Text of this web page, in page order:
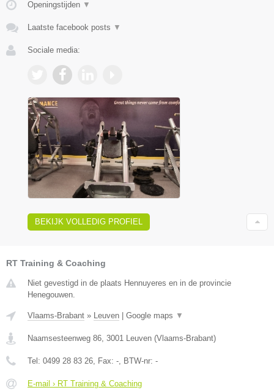
Openingstijden ▼
Laatste facebook posts ▼
Sociale media:
BEKIJK VOLLEDIG PROFIEL
RT Training & Coaching
Niet gevestigd in de plaats Hennuyeres en in de provincie
Henegouwen.
Vlaams-Brabant » Leuven Google maps ▼
Naamsesteenweg 86, 3001 Leuven (Vlaams-Brabant)
Tel: 0499 28 83 26, Fax: -, BTW-nr: -
E-mail › RT Training & Coaching